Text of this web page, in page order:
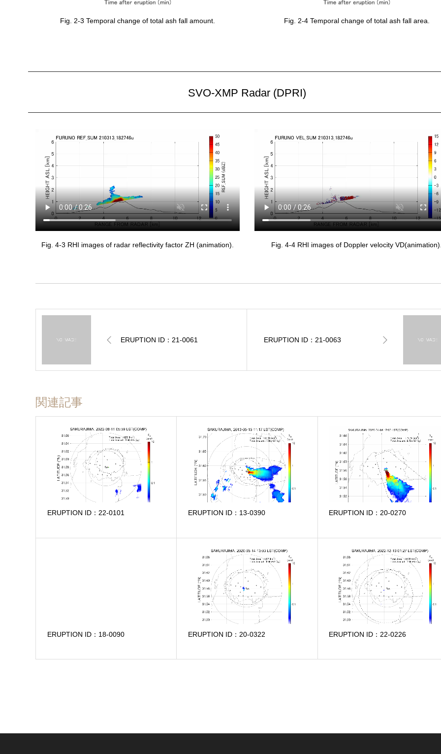
Fig. 2-3 Temporal change of total ash fall amount. Fig. 2-4 Temporal change of total ash fall area.
SVO-XMP Radar (DPRI)
Fig. 4-3 RHI images of radar reflectivity factor ZH (animation). Fig. 4-4 RHI images of Doppler velocity
ERUPTION ID：21-0061 ERUPTION ID：21-0063
関連記事
ERUPTION ID：22-0101 ERUPTION ID：13-0390 ERUPTION ID：20-0270
ERUPTION ID：18-0090 ERUPTION ID：20-0322 ERUPTION ID：22-0226